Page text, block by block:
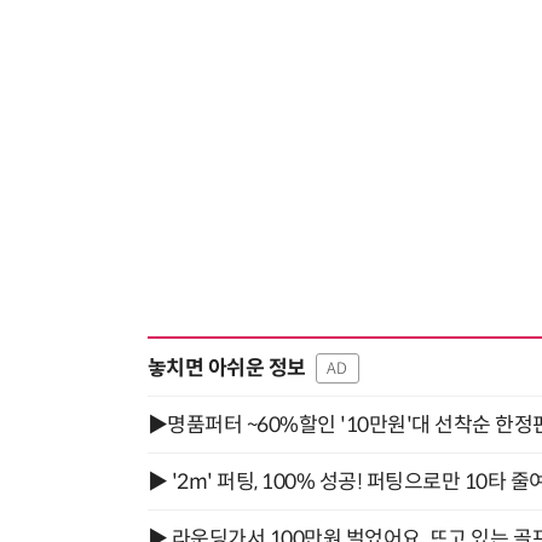
놓치면 아쉬운 정보 AD
▶명품퍼터 ~60%할인 '10만원'대 선착순 한정
▶ '2m' 퍼팅, 100% 성공! 퍼팅으로만 10타 줄